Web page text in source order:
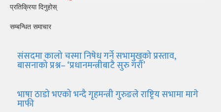
प्रतिक्रिया दिनुहोस्
सम्बन्धित समाचार
संसदमा कालो चस्मा निषेध गर्ने सभामुखको प्रस्ताव,
बासनाको प्रश्न– ‘प्रधानमन्त्रीबाटै सुरु गरौँ’
भाषा ठाडो भएको भन्दै गृहमन्त्री गुरुङले राष्ट्रिय सभामा मागे
माफी